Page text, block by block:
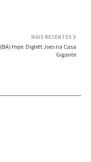
MAIS RECENTES
(BA) Hoje: Diglett Joes na Casa
Gigante